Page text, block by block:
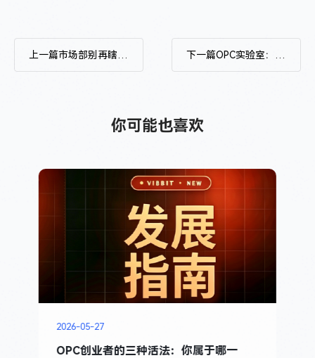
上一篇 市场部别再瞎投广告！用智能码做渠道归因，ROI 一眼看清 下一篇 OPC实验室：一个人做AI短剧，从剧本到分账能赚多少？
你可能也喜欢
2026-05-27
OPC创业者的三种活法：你属于哪一